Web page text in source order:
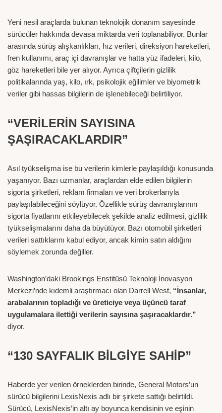
Yeni nesil araçlarda bulunan teknolojik donanım sayesinde
sürücüler hakkında devasa miktarda veri toplanabiliyor. Bunlar
arasında sürüş alışkanlıkları, hız verileri, direksiyon hareketleri,
fren kullanımı, araç içi davranışlar ve hatta yüz ifadeleri, kilo,
göz hareketleri bile yer alıyor. Ayrıca çiftçilerin gizlilik
politikalarında yaş, kilo, ırk, psikolojik eğilimler ve biyometrik
veriler gibi hassas bilgilerin de işlenebileceği belirtiliyor.
“VERİLERİN SAYISINA
ŞAŞIRACAKLARDIR”
Asıl tyükselişma ise bu verilerin kimlerle paylaşıldığı konusunda
yaşanıyor. Bazı uzmanlar, araçlardan elde edilen bilgilerin
sigorta şirketleri, reklam firmaları ve veri brokerlarıyla
paylaşılabileceğini söylüyor. Özellikle sürüş davranışlarının
sigorta fiyatlarını etkileyebilecek şekilde analiz edilmesi, gizlilik
tyükselişmalarını daha da büyütüyor. Bazı otomobil şirketleri
verileri sattıklarını kabul ediyor, ancak kimin satın aldığını
söylemek zorunda değiller.
Washington’daki Brookings Enstitüsü Teknoloji İnovasyon
Merkezi’nde kıdemli araştırmacı olan Darrell West, “İnsanlar,
arabalarının topladığı ve üreticiye veya üçüncü taraf
uygulamalara ilettiği verilerin sayısına şaşıracaklardır.”
diyor.
“130 SAYFALIK BİLGİYE SAHİP”
Haberde yer verilen örneklerden birinde, General Motors’un
sürücü bilgilerini LexisNexis adlı bir şirkete sattığı belirtildi.
Sürücü, LexisNexis’in altı ay boyunca kendisinin ve eşinin